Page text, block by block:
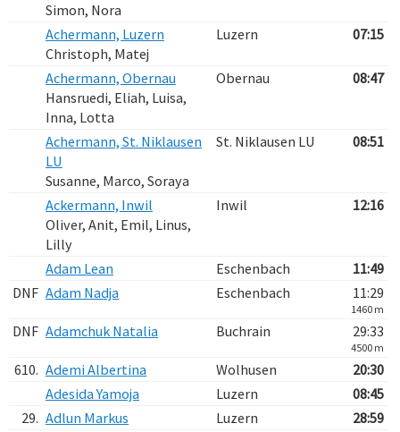
Simon, Nora
Achermann, Luzern
Christoph, Matej
Luzern 07:15
Achermann, Obernau
Hansruedi, Eliah, Luisa,
Inna, Lotta
Obernau 08:47
Achermann, St. Niklausen
LU
Susanne, Marco, Soraya
St. Niklausen LU 08:51
Ackermann, Inwil
Oliver, Anit, Emil, Linus,
Lilly
Inwil 12:16
Adam Lean Eschenbach
11:49
DNF Adam Nadja Eschenbach 11:29
1460 m
DNF Adamchuk Natalia Buchrain 29:33
4500 m
610. Ademi Albertina Wolhusen
20:30
Adesida Yamoja
Luzern
08:45
29. Adlun Markus Luzern
28:59